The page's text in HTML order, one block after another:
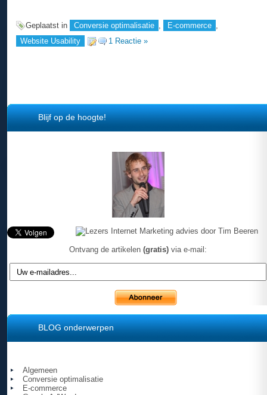
Geplaatst in Conversie optimalisatie , E-commerce ,
Website Usability
1 Reactie »
Blijf op de hoogte!
Ontvang de artikelen (gratis) via e-mail:
BLOG onderwerpen
Algemeen
Conversie optimalisatie
E-commerce